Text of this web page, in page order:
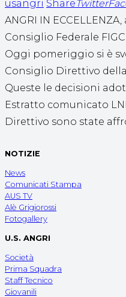
usangri ShareTwitter
ANGRI IN
Consiglio Federale FIGC
Oggi pomeriggio si è
Consiglio Direttivo
Queste le decisioni
Estratto comunicato
Direttivo sono state
NOTIZIE
News
Comunicati Stampa
AUS TV
Alè Grigiorossi
Fotogallery
U.S. ANGRI
Società
Prima Squadra
Staff Tecnico
Giovanili